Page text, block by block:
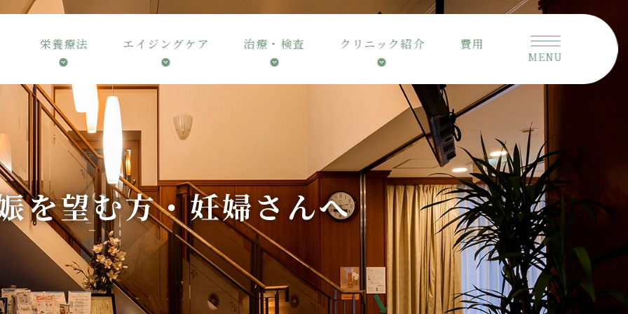
望
む
妊
婦
さ
ん
へ
栄養療法 エイジングケア 治療・検査 クリニック紹介 費用
MENU
を望む方・妊婦さんへ